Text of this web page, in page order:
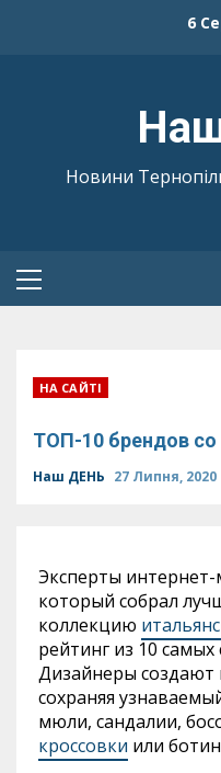
6
Новини
Primary
НА САЙТІ
ТОП-10 брендов
Наш ДЕНЬ 27 Липня, 2020
Эксперты интернет-
который собрал
коллекцию
рейтинг из 10
Дизайнеры
сохраняя
мюли, сандалии,
кроссовки или